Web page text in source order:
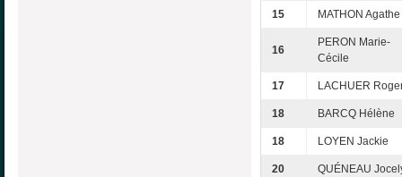
15 MATHON Agathe
16
PERON Marie-
Cécile
17 LACHUER
18 BARCQ Hélène
18 LOYEN Jackie
20 QUÉNEAU